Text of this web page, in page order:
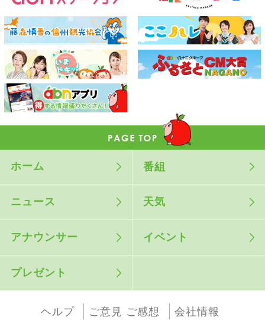
ホーム 番組
ニュース 天気
アナウンサー イベント
プレゼント
ヘルプ ご意見 ご感想
会社情報